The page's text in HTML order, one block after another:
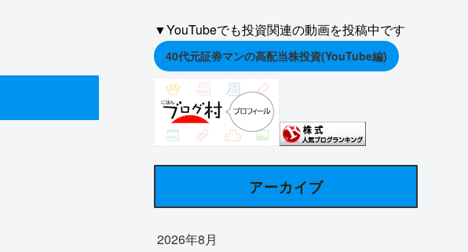
▼YouTubeでも投資関連の動画を投稿中です
40代元証券マンの高配当株投資(YouTube編)
アーカイブ
2026年8月